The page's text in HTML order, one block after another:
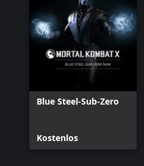
Blue Steel-Sub-Zero
Kostenlos